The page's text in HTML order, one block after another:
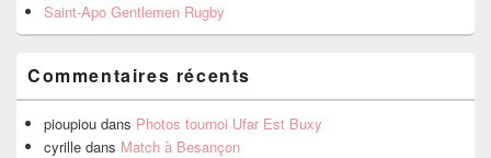
Saint-Apo Gentlemen Rugby
Commentaires récents
pioupiou dans Photos tournoi Ufar Est Buxy
cyrille dans Match à Besançon